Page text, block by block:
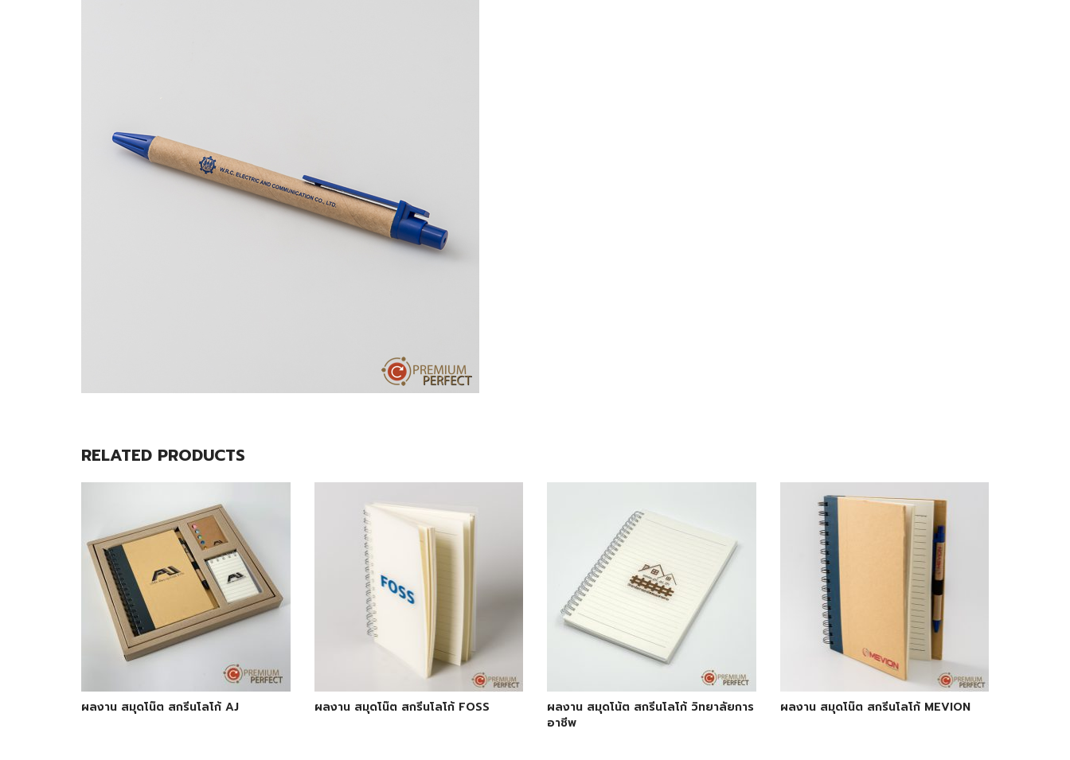
RELATED PRODUCTS
ผลงาน สมุดโน๊ต สกรีนโลโก้ AJ ผลงาน สมุดโน๊ต สกรีนโลโก้ FOSS
ผลงาน สมุดโน้ต สกรีนโลโก้ วิทยาลัยการ
อาชีพ
ผลงาน สมุดโน๊ต สกรีนโลโก้ MEVION